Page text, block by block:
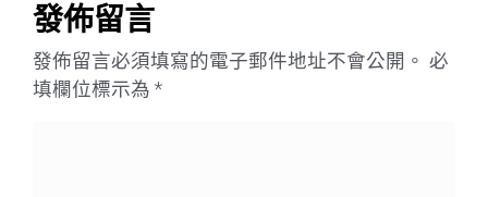
發佈留言
發佈留言必須填寫的電子郵件地址不會公開。 必
填欄位標示為 *